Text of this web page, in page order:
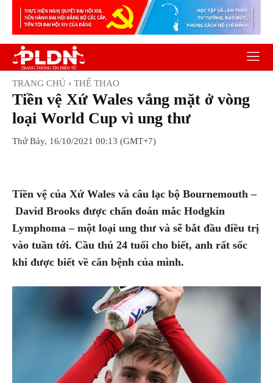
TRANG CHỦ THỂ THAO
Tiền vệ Xứ Wales vắng mặt ở vòng
loại World Cup vì ung thư
Thứ Bảy, 16/10/2021 00:13 (GMT+7)
Tiền vệ của Xứ Wales và câu lạc bộ Bournemouth –
David Brooks được chẩn đoán mắc Hodgkin
Lymphoma – một loại ung thư và sẽ bắt đầu điều trị
vào tuần tới. Cầu thủ 24 tuổi cho biết, anh rất sốc
khi được biết về căn bệnh của mình.